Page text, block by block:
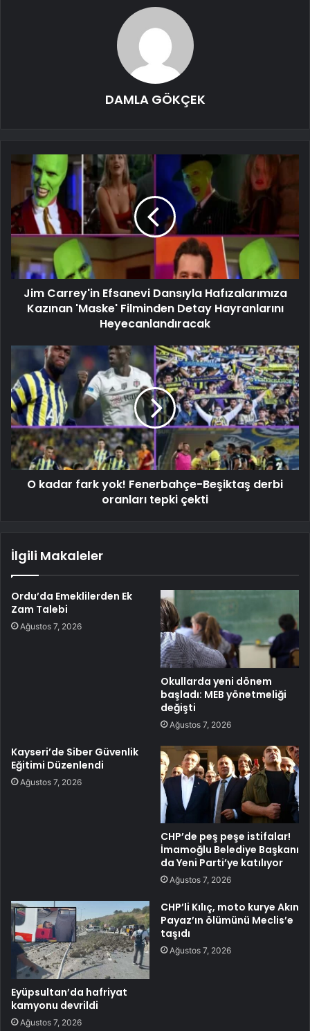
DAMLA GÖKÇEK
Jim Carrey'in Efsanevi Dansıyla Hafızalarımıza
Kazınan 'Maske' Filminden Detay Hayranlarını
Heyecanlandıracak
O kadar fark yok! Fenerbahçe-Beşiktaş derbi
oranları tepki çekti
İlgili Makaleler
Ordu’da Emeklilerden Ek
Zam Talebi
Ağustos 7, 2026
Okullarda yeni dönem
başladı: MEB yönetmeliği
değişti
Ağustos 7, 2026
Kayseri’de Siber Güvenlik
Eğitimi Düzenlendi
Ağustos 7, 2026
CHP’de peş peşe istifalar!
İmamoğlu Belediye Başkanı
da Yeni Parti’ye katılıyor
Ağustos 7, 2026
Eyüpsultan’da hafriyat
kamyonu devrildi
Ağustos 7, 2026
CHP’li Kılıç, moto kurye Akın
Payaz’ın ölümünü Meclis’e
taşıdı
Ağustos 7, 2026